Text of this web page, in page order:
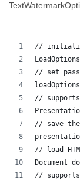
//
// set
//
// save the
// load
Document
// supports